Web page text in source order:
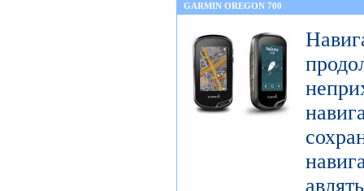
GARMIN OREGON 700